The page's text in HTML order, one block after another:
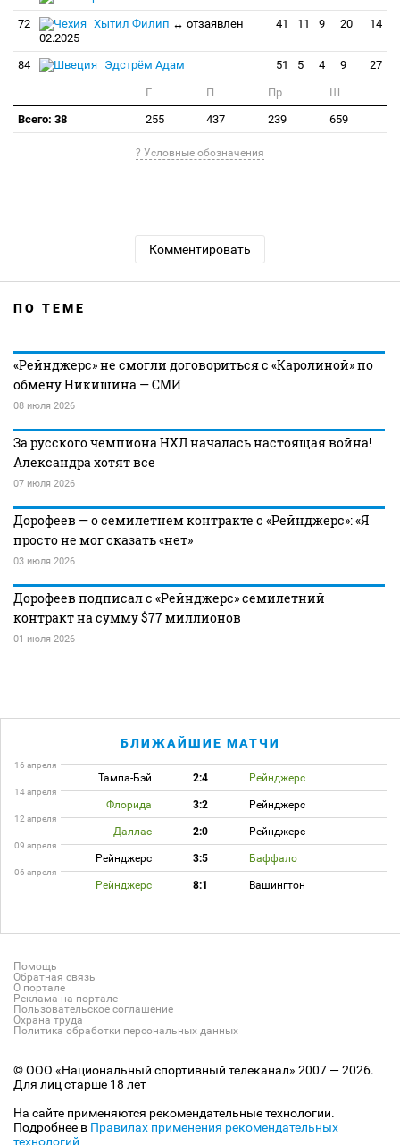
72 Хытил Филип ↔ отзаявлен
02.2025
41 11 9 20 14
84 Эдстрём Адам 51 5 4 9 27
Г П Пр
Ш
Всего: 38
255 437 239 659
? Условные обозначения
Комментировать
ПО ТЕМЕ
«Рейнджерс» не смогли договориться с «Каролиной» по
обмену Никишина — СМИ
08 июля 2026
За русского чемпиона НХЛ началась настоящая война!
Александра хотят все
07 июля 2026
Дорофеев — о семилетнем контракте с «Рейнджерс»: «Я
просто не мог сказать «нет»
03 июля 2026
Дорофеев подписал с «Рейнджерс» семилетний
контракт на сумму $77 миллионов
01 июля 2026
БЛИЖАЙШИЕ МАТЧИ
16 апреля
Тампа-Бэй 2:4 Рейнджерс
14 апреля
Флорида 3:2 Рейнджерс
12 апреля
Даллас 2:0 Рейнджерс
09 апреля
Рейнджерс 3:5 Баффало
06 апреля
Рейнджерс 8:1 Вашингтон
Помощь
Обратная связь
О портале
Реклама на портале
Пользовательское соглашение
Охрана труда
Политика обработки персональных данных
© ООО «Национальный спортивный телеканал» 2007 — 2026.
Для лиц старше 18 лет
На сайте применяются рекомендательные технологии.
Подробнее в Правилах применения рекомендательных
технологий